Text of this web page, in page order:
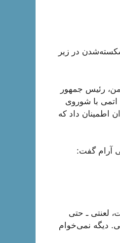
در زیر
رئیس جمهور
اتمی با شوروی
اطمینان داد که
آرام گفت:
لعنتی ـ حتی
دیگه نمی‌خوام